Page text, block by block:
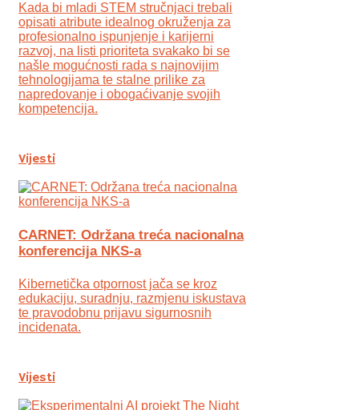
Kada bi mladi STEM stručnjaci trebali
opisati atribute idealnog okruženja za
profesionalno ispunjenje i karijerni
razvoj, na listi prioriteta svakako bi se
našle mogućnosti rada s najnovijim
tehnologijama te stalne prilike za
napredovanje i obogaćivanje svojih
kompetencija.
Vijesti
CARNET: Održana treća nacionalna
konferencija NKS-a
Kibernetička otpornost jača se kroz
edukaciju, suradnju, razmjenu iskustava
te pravodobnu prijavu sigurnosnih
incidenata.
Vijesti